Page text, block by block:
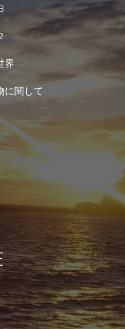
界
に関して